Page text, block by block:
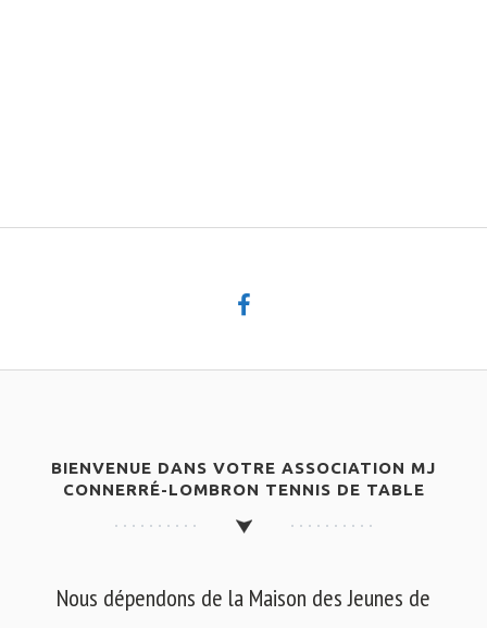
BIENVENUE DANS VOTRE ASSOCIATION MJ
CONNERRÉ-LOMBRON TENNIS DE TABLE
Nous dépendons de la Maison des Jeunes de